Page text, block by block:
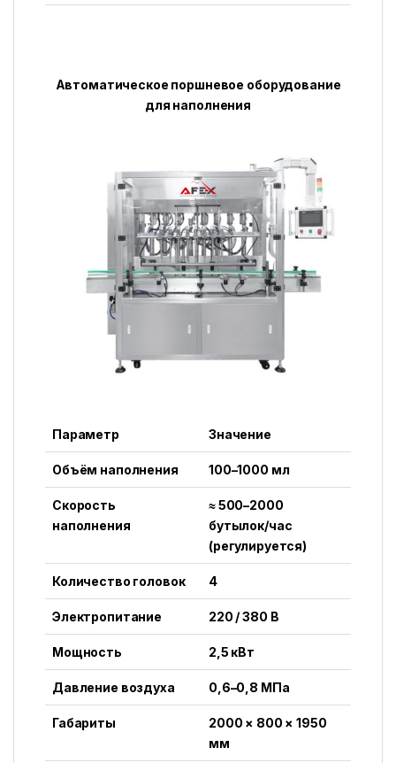
Автоматическое поршневое оборудование
для наполнения
Параметр Значение
Объём наполнения 100–1000 мл
Скорость
наполнения
≈ 500–2000
бутылок/час
(регулируется)
Количество головок 4
Электропитание 220 / 380 В
Мощность 2,5 кВт
Давление воздуха 0,6–0,8 МПа
Габариты
2000 × 800 × 1950
мм